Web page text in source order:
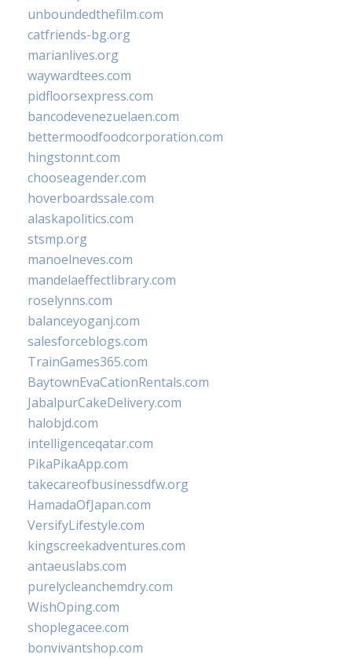
unboundedthefilm.com
catfriends-bg.org
marianlives.org
waywardtees.com
pidfloorsexpress.com
bancodevenezuelaen.com
bettermoodfoodcorporation.com
hingstonnt.com
chooseagender.com
hoverboardssale.com
alaskapolitics.com
stsmp.org
manoelneves.com
mandelaeffectlibrary.com
roselynns.com
balanceyoganj.com
salesforceblogs.com
TrainGames365.com
BaytownEvaCationRentals.com
JabalpurCakeDelivery.com
halobjd.com
intelligenceqatar.com
PikaPikaApp.com
takecareofbusinessdfw.org
HamadaOfJapan.com
VersifyLifestyle.com
kingscreekadventures.com
antaeuslabs.com
purelycleanchemdry.com
WishOping.com
shoplegacee.com
bonvivantshop.com